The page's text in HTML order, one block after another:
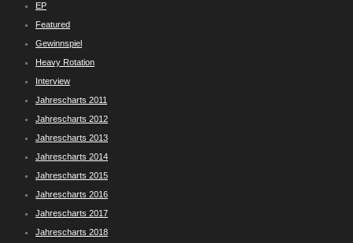
EP
Featured
Gewinnspiel
Heavy Rotation
Interview
Jahrescharts 2011
Jahrescharts 2012
Jahrescharts 2013
Jahrescharts 2014
Jahrescharts 2015
Jahrescharts 2016
Jahrescharts 2017
Jahrescharts 2018